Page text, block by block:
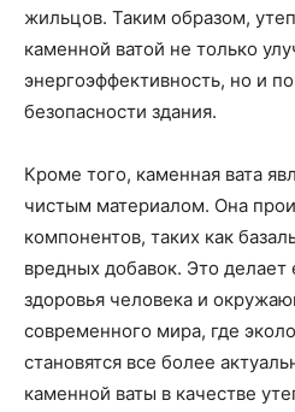
жильцов. Таким образом,
каменной ватой не только
энергоэффективность, но и
безопасности здания.
Кроме того, каменная вата
чистым материалом. Она
компонентов, таких как
вредных добавок. Это делает
здоровья человека и
современного мира, где
становятся все более
каменной ваты в качестве